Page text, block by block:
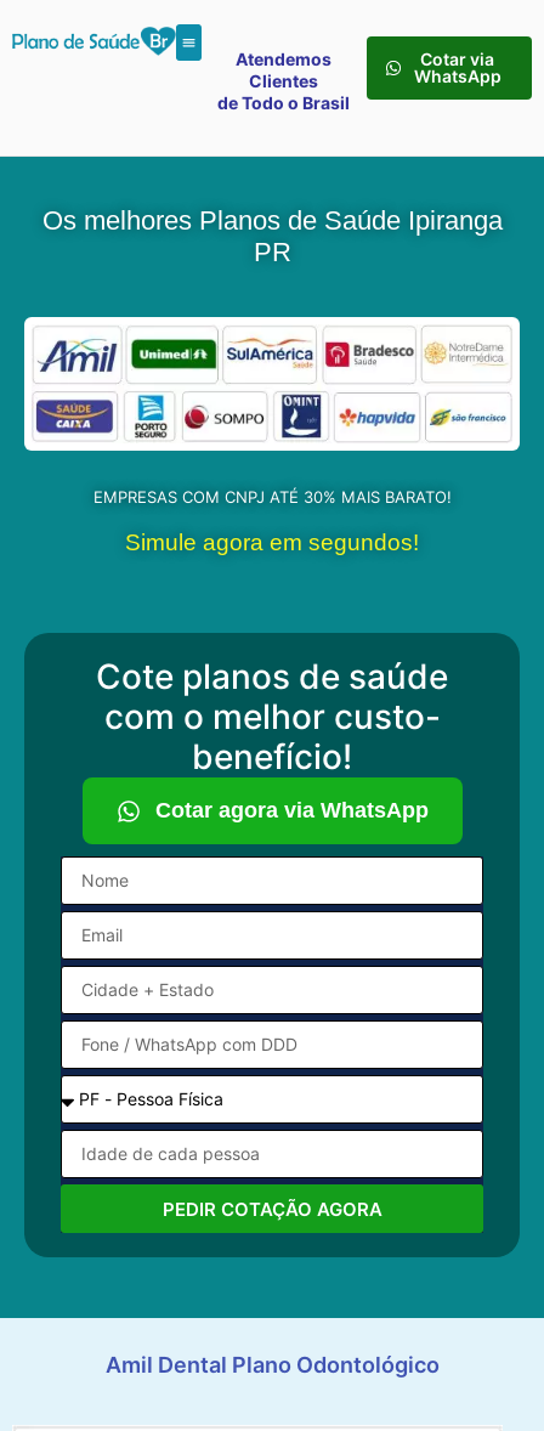
Atendemos
Clientes
de Todo o Brasil
Cotar via
WhatsApp
Os melhores Planos de Saúde Ipiranga
PR
EMPRESAS COM CNPJ ATÉ 30% MAIS BARATO!
Simule agora em segundos!
Cote planos de saúde
com o melhor custo-
benefício!
Cotar agora via WhatsApp
PEDIR COTAÇÃO AGORA
Amil Dental Plano Odontológico